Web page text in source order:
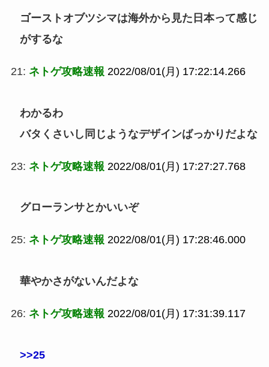
ゴーストオブツシマは海外から見た日本って感じ
がするな
21: ネトゲ攻略速報 2022/08/01(月) 17:22:14.266
わかるわ
バタくさいし同じようなデザインばっかりだよな
23: ネトゲ攻略速報 2022/08/01(月) 17:27:27.768
グローランサとかいいぞ
25: ネトゲ攻略速報 2022/08/01(月) 17:28:46.000
華やかさがないんだよな
26: ネトゲ攻略速報 2022/08/01(月) 17:31:39.117
>>25